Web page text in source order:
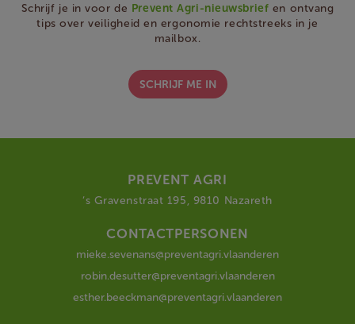
Schrijf je in voor de Prevent Agri-nieuwsbrief en ontvang
tips over veiligheid en ergonomie rechtstreeks in je
mailbox.
SCHRIJF ME IN
PREVENT AGRI
‘s Gravenstraat 195, 9810 Nazareth
CONTACTPERSONEN
mieke.sevenans@preventagri.vlaanderen
robin.desutter@preventagri.vlaanderen
esther.beeckman@preventagri.vlaanderen